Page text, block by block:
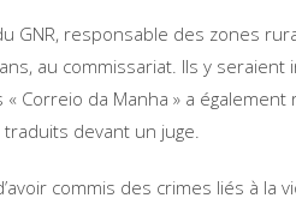
GNR, responsable des zones
au commissariat. Ils y seraient
« Correio da Manha » a
devant un juge.
commis des crimes liés à la